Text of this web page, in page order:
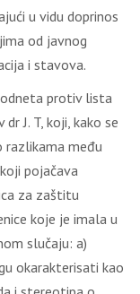
u vidu doprinos
od javnog
i stavova.
protiv lista
J. T, koji, kako se
razlikama među
pojačava
za zaštitu
koje je imala u
slučaju: a)
okarakterisati kao